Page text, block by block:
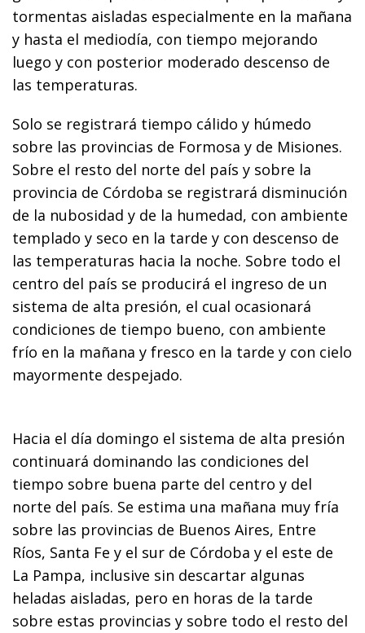
tormentas aisladas especialmente en la mañana
y hasta el mediodía, con tiempo mejorando
luego y con posterior moderado descenso de
las temperaturas.
Solo se registrará tiempo cálido y húmedo
sobre las provincias de Formosa y de Misiones.
Sobre el resto del norte del país y sobre la
provincia de Córdoba se registrará disminución
de la nubosidad y de la humedad, con ambiente
templado y seco en la tarde y con descenso de
las temperaturas hacia la noche. Sobre todo el
centro del país se producirá el ingreso de un
sistema de alta presión, el cual ocasionará
condiciones de tiempo bueno, con ambiente
frío en la mañana y fresco en la tarde y con cielo
mayormente despejado.
Hacia el día domingo el sistema de alta presión
continuará dominando las condiciones del
tiempo sobre buena parte del centro y del
norte del país. Se estima una mañana muy fría
sobre las provincias de Buenos Aires, Entre
Ríos, Santa Fe y el sur de Córdoba y el este de
La Pampa, inclusive sin descartar algunas
heladas aisladas, pero en horas de la tarde
sobre estas provincias y sobre todo el resto del